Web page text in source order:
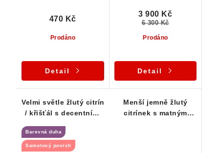
Prodáno
470 Kč
Detail
Prodáno
3 900 Kč
6 300 Kč
Detail
Velmi světle žlutý citrín
/ křišťál s decentními
Barevná duha
Sametový povrch
Menší jemně žlutý
citrínek s matným